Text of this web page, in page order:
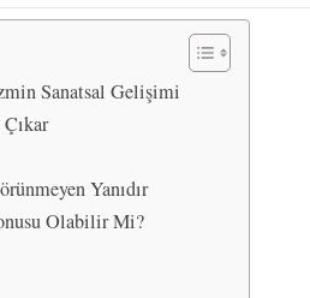
Sanatsal Gelişimi
Yanıdır
Olabilir Mi?